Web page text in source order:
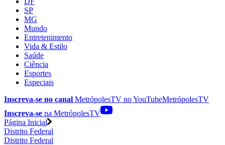
SP
MG
Mundo
Entretenimento
Vida & Estilo
Saúde
Ciência
Esportes
Especiais
Inscreva-se no canal MetrópolesTV noYouTubeMetrópolesTV
Inscreva-se na MetrópolesTV
Página Inicial
Distrito Federal
Distrito Federal